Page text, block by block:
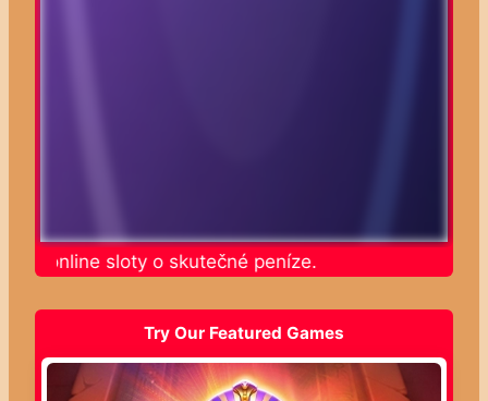
online sloty o skutečné peníze.
Try Our Featured Games